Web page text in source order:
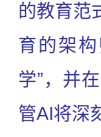
的教育范
育的架
学”，并
管AI将深